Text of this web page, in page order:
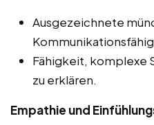
Ausgezeichnete
Fähigkeit, komplexe
zu erklären.
Empathie und